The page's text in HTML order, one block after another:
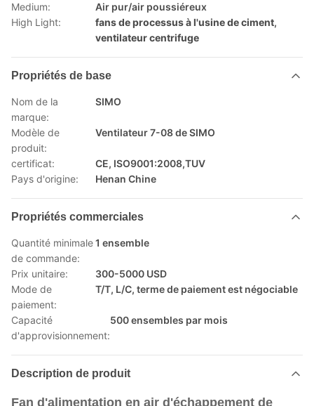
Medium:
Air pur/air poussiéreux
High Light:
fans de processus à l'usine de ciment,
ventilateur centrifuge
Propriétés de base
Nom de la
marque:
SIMO
Modèle de
produit:
Ventilateur 7-08 de SIMO
certificat:
CE, ISO9001:2008,TUV
Pays d'origine:
Henan Chine
Propriétés commerciales
Quantité minimale
de commande:
1 ensemble
Prix unitaire:
300-5000 USD
Mode de
paiement:
T/T, L/C, terme de paiement est négociable
Capacité
d'approvisionnement:
500 ensembles par mois
Description de produit
Fan d'alimentation en air d'échappement de